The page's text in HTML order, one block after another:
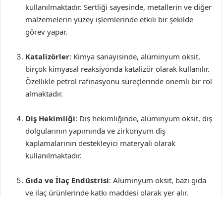
kullanılmaktadır. Sertliği sayesinde, metallerin ve diğer
malzemelerin yüzey işlemlerinde etkili bir şekilde
görev yapar.
Katalizörler: Kimya sanayisinde, alüminyum oksit,
birçok kimyasal reaksiyonda katalizör olarak kullanılır.
Özellikle petrol rafinasyonu süreçlerinde önemli bir rol
almaktadır.
Diş Hekimliği: Diş hekimliğinde, alüminyum oksit, diş
dolgularının yapımında ve zirkonyum diş
kaplamalarının destekleyici materyali olarak
kullanılmaktadır.
Gıda ve İlaç Endüstrisi: Alüminyum oksit, bazı gıda
ve ilaç ürünlerinde katkı maddesi olarak yer alır.